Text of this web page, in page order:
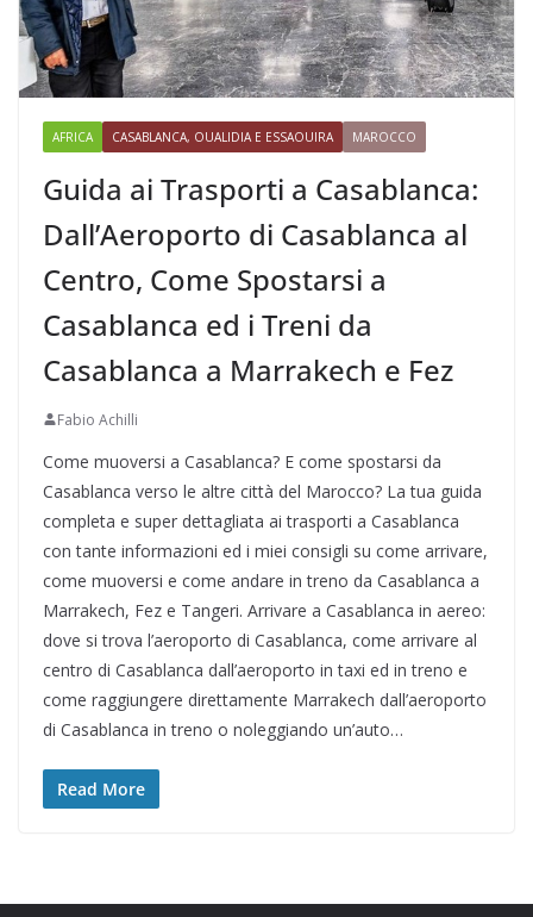
AFRICA CASABLANCA, OUALIDIA E ESSAOUIRA MAROCCO
Guida ai Trasporti a Casablanca:
Dall’Aeroporto di Casablanca al
Centro, Come Spostarsi a
Casablanca ed i Treni da
Casablanca a Marrakech e Fez
Fabio Achilli
Come muoversi a Casablanca? E come spostarsi da
Casablanca verso le altre città del Marocco? La tua guida
completa e super dettagliata ai trasporti a Casablanca
con tante informazioni ed i miei consigli su come arrivare,
come muoversi e come andare in treno da Casablanca a
Marrakech, Fez e Tangeri. Arrivare a Casablanca in aereo:
dove si trova l’aeroporto di Casablanca, come arrivare al
centro di Casablanca dall’aeroporto in taxi ed in treno e
come raggiungere direttamente Marrakech dall’aeroporto
di Casablanca in treno o noleggiando un’auto…
Read More